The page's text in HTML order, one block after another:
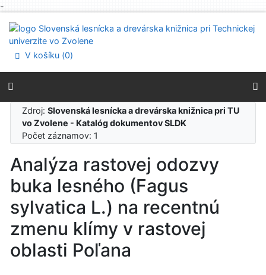
-
Prejsť na menu
Prehlásenie o webovej prístupnosti
V košíku (0)
Zdroj:Slovenská lesnícka a drevárska knižnica pri TU
vo Zvolene - Katalóg dokumentov SLDK
Počet záznamov: 1
Analýza rastovej odozvy
buka lesného (Fagus
sylvatica L.) na recentnú
zmenu klímy v rastovej
oblasti Poľana